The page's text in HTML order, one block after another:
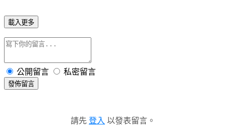
載入更多
公開留言 私密留言
發佈留言
請先 登入 以發表留言。